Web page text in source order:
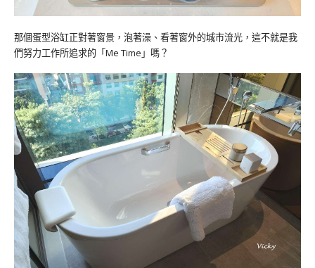
那個蛋型浴缸正對著窗景，泡著澡、看著窗外的城市流光，這不就是我
們努力工作所追求的「Me Time」嗎？